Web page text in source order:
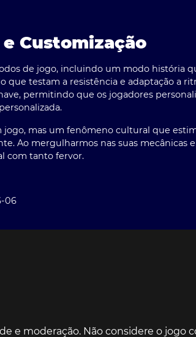
Customização
de jogo, incluindo um modo história
que testam a resistência e adaptação a
permitindo que os jogadores
jogo, mas um fenômeno cultural que
Ao mergulharmos nas suas mecânicas
com tanto fervor.
06
e moderação. Não considere o jogo